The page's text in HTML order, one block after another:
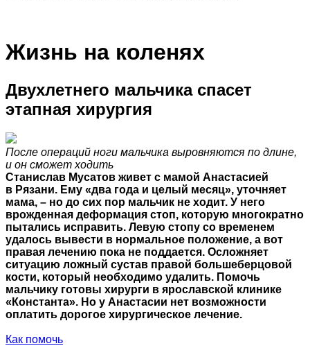
Жизнь на коленях
Двухлетнего мальчика спасет
этапная хирургия
После операций ноги мальчика выровняются по длине,
и он сможет ходить
Станислав Мусатов живет с мамой Анастасией
в Рязани. Ему «два года и целый месяц», уточняет
мама, – но до сих пор мальчик не ходит. У него
врожденная деформация стоп, которую многократно
пытались исправить. Левую стопу со временем
удалось вывести в нормальное положение, а вот
правая лечению пока не поддается. Осложняет
ситуацию ложный сустав правой большеберцовой
кости, который необходимо удалить. Помочь
мальчику готовы хирурги в ярославской клинике
«Константа». Но у Анастасии нет возможности
оплатить дорогое хирургическое лечение.
Как помочь